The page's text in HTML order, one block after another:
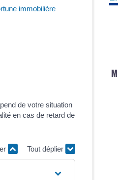
immobilière
de votre situation
en cas de retard de
Tout déplier